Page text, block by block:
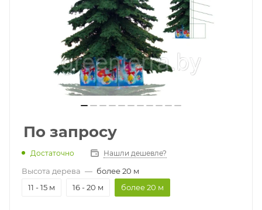
По запросу
Достаточно Нашли дешевле?
Высота дерева — более 20 м
11 - 15 м
16 - 20 м более 20 м